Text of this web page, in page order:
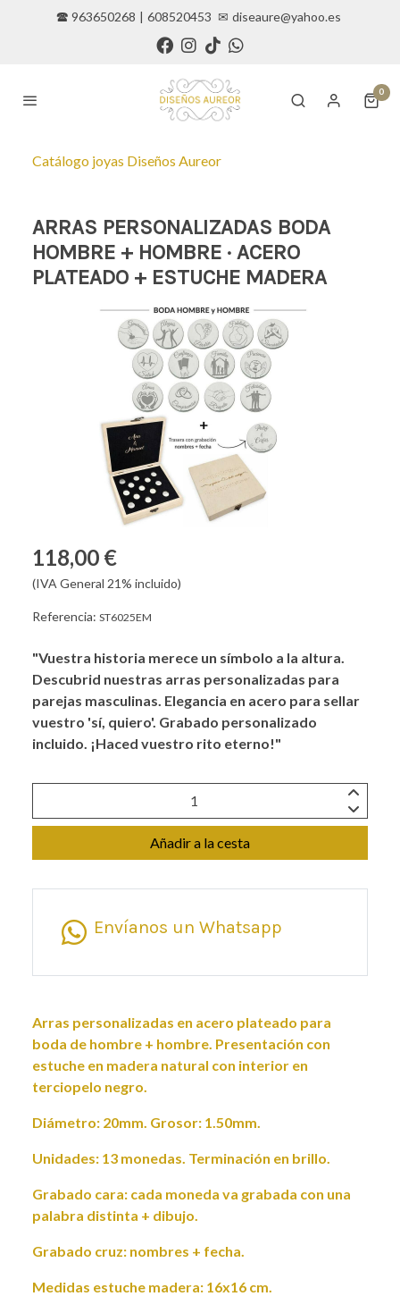
🕿 963650268 | 608520453 ✉ diseaure@yahoo.es
0
Catálogo joyas Diseños Aureor
ARRAS PERSONALIZADAS BODA
HOMBRE + HOMBRE · ACERO
PLATEADO + ESTUCHE MADERA
118,00 €
(IVA General 21% incluido)
Referencia: ST6025EM
"Vuestra historia merece un símbolo a la altura.
Descubrid nuestras arras personalizadas para
parejas masculinas. Elegancia en acero para sellar
vuestro 'sí, quiero'. Grabado personalizado
incluido. ¡Haced vuestro rito eterno!"
Añadir a la cesta
Envíanos un Whatsapp
Arras personalizadas en acero plateado para
boda de hombre + hombre. Presentación con
estuche en madera natural con interior en
terciopelo negro.
Diámetro: 20mm. Grosor: 1.50mm.
Unidades: 13 monedas. Terminación en brillo.
Grabado cara: cada moneda va grabada con una
palabra distinta + dibujo.
Grabado cruz: nombres + fecha.
Medidas estuche madera: 16x16 cm.